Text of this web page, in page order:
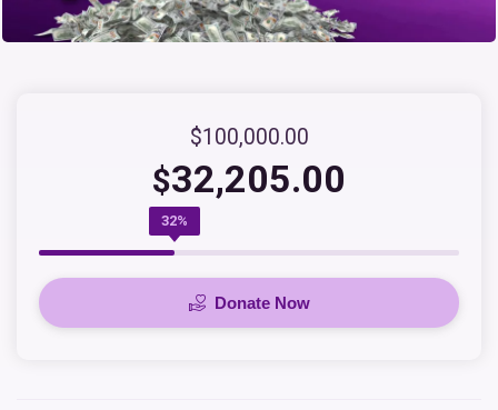
$100,000.00
$32,205.00
32%
Donate Now